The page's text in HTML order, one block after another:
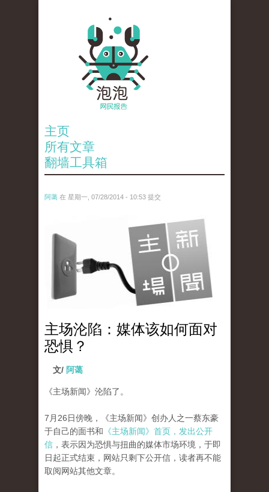
主页
所有文章
翻墙工具箱
阿蔼 在 星期一, 07/28/2014 - 10:53 提交
主场沦陷：媒体该如何面对
恐惧？
文/ 阿蔼
《主场新闻》沦陷了。
7月26日傍晚，《主场新闻》创办人之一蔡东豪
于自己的面书和 《主场新闻》首页，发出公开
信 ，表示因为恐惧与扭曲的媒体市场环境，于即
日起正式结束，网站只剩下公开信，读者再不能
取阅网站其他文章。